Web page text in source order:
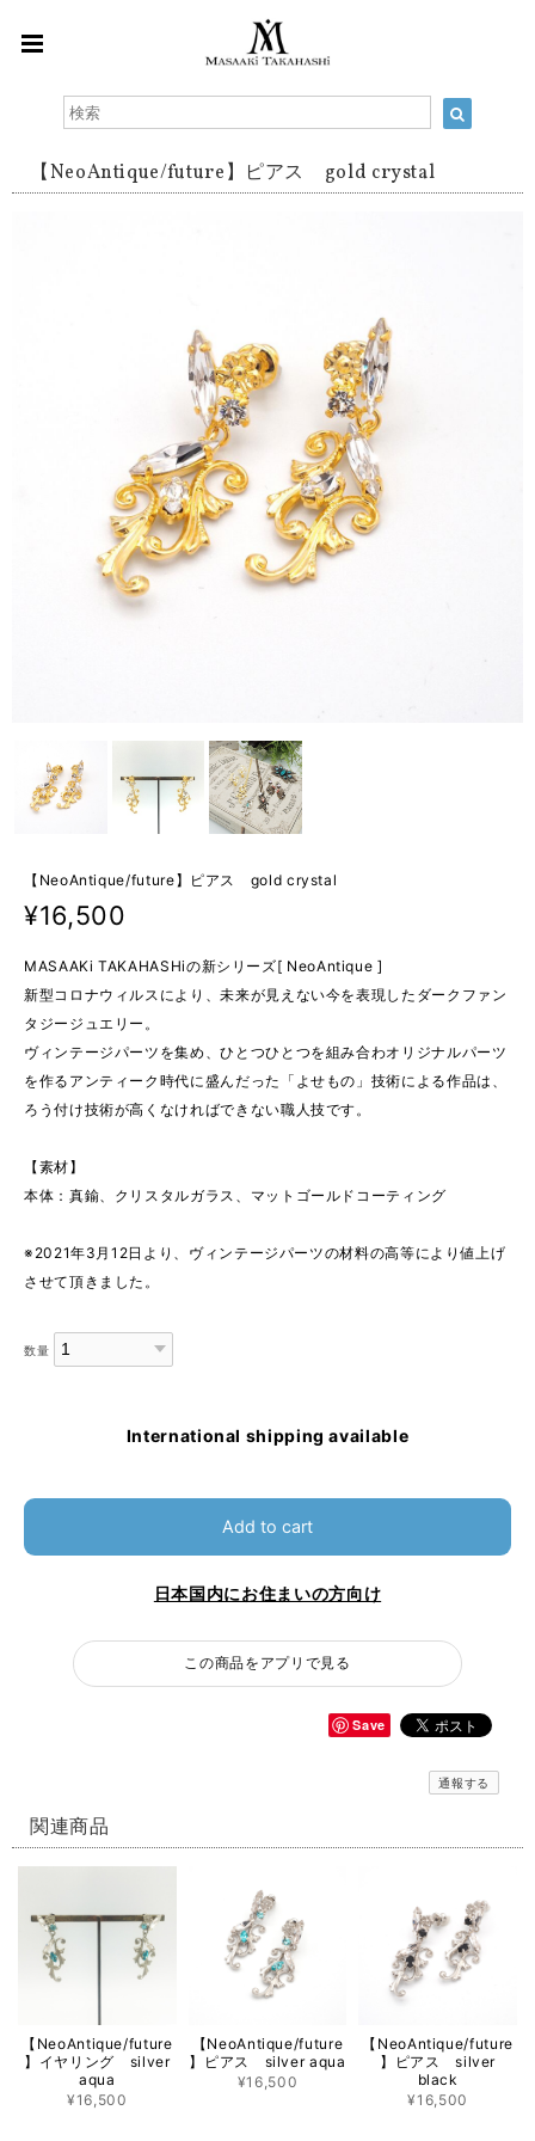
【NeoAntique/future】ピアス gold crystal
【NeoAntique/future】ピアス gold crystal
¥16,500
MASAAKi TAKAHASHiの新シリーズ[ NeoAntique ]
新型コロナウィルスにより、未来が見えない今を表現したダークファン
タジージュエリー。
ヴィンテージパーツを集め、ひとつひとつを組み合わオリジナルパーツ
を作るアンティーク時代に盛んだった「よせもの」技術による作品は、
ろう付け技術が高くなければできない職人技です。
【素材】
本体：真鍮、クリスタルガラス、マットゴールドコーティング
※2021年3月12日より、ヴィンテージパーツの材料の高等により値上げ
させて頂きました。
数量
International shipping available
Add to cart
日本国内にお住まいの方向け
この商品をアプリで見る
Save
通報する
関連商品
【NeoAntique/future
】イヤリング silver
aqua
¥16,500
【NeoAntique/future
】ピアス silver aqua
¥16,500
【NeoAntique/future
】ピアス silver
black
¥16,500